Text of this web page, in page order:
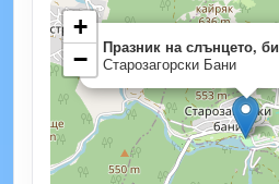
Празник на слънцето,
Старозагорски Бани
+
−